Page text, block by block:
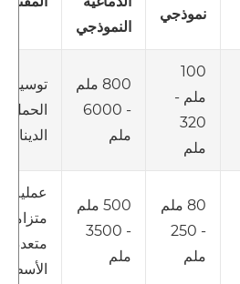
نموذجي
النموذجي
100
ملم -
320
ملم
800 ملم
- 6000
ملم
توسيد
الحمل
80 ملم
- 250
ملم
500 ملم
- 3500
ملم
عملية
متزامنة
متعددة